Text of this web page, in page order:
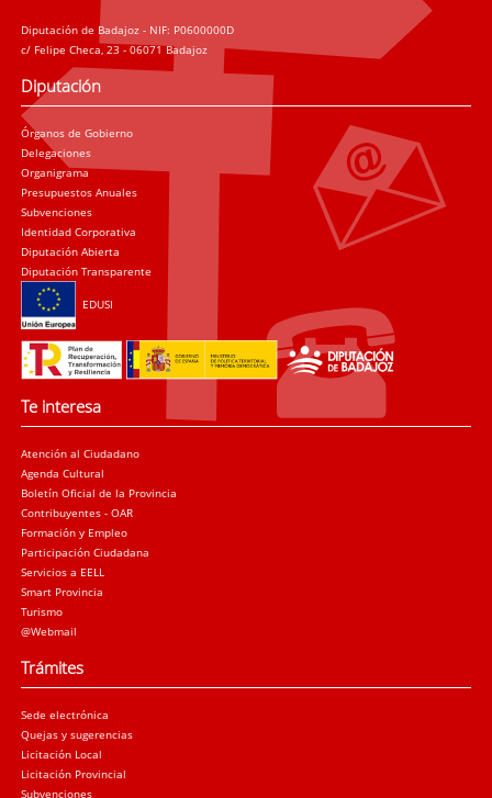
Diputación de Badajoz - NIF: P0600000D
c/ Felipe Checa, 23 - 06071 Badajoz
Diputación
Órganos de Gobierno
Delegaciones
Organigrama
Presupuestos Anuales
Subvenciones
Identidad Corporativa
Diputación Abierta
Diputación Transparente
EDUSI
Te interesa
Atención al Ciudadano
Agenda Cultural
Boletín Oficial de la Provincia
Contribuyentes - OAR
Formación y Empleo
Participación Ciudadana
Servicios a EELL
Smart Provincia
Turismo
@Webmail
Trámites
Sede electrónica
Quejas y sugerencias
Licitación Local
Licitación Provincial
Subvenciones